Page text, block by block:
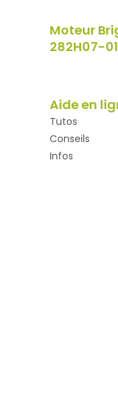
Moteur
282H07-
Aide en
Tutos
Conseils
Infos